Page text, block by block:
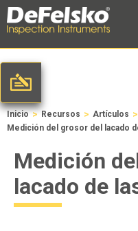
Inicio > Recursos > Artículos >
Medición del grosor del lacado
Medición
lacado de